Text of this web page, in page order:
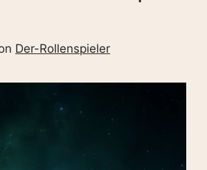
Der-Rollenspieler